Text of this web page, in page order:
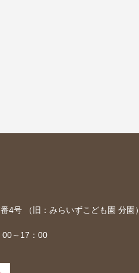
4号 （旧：みらいずこども園 分園）
～17：00